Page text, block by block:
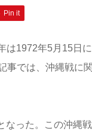
Pin it
1972年5月15日
事では、沖縄戦に
った。この沖縄